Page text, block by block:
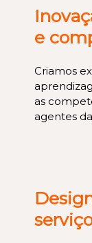
e
Criamos
as
agentes